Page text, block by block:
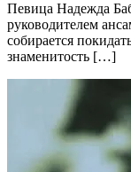
Певица Надежда
руководителем
собирается
знаменитость […]